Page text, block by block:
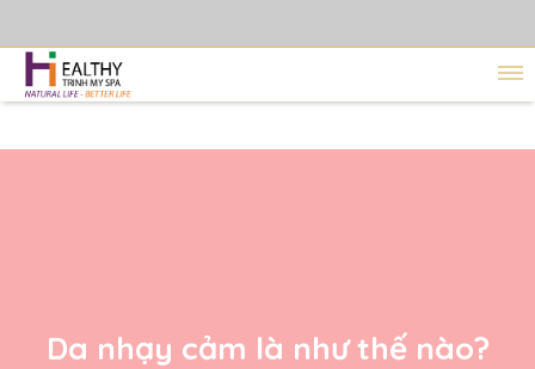
Da nhạy cảm là như thế nào?